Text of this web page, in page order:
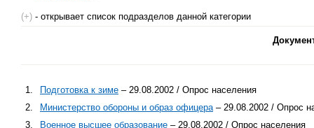
(+) - открывает список подразделов данной категории
1. Подготовка к зиме – 29.08.2002 / Опрос населения
2.
Министерство обороны и образ офицера – 29.08.2002 / Опрос
3.
Военное высшее образование – 29.08.2002 / Опрос населения